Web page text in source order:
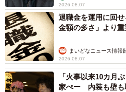
2026.08.07
退職金を運用に回
金額の多さ」より
まいどなニュース情報
2026.08.07
「火事以来10カ月
家ぺー 内装も壁も